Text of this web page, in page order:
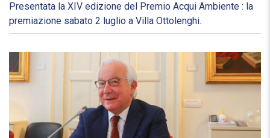
Presentata la XIV edizione del Premio Acqui Ambiente : la
premiazione sabato 2 luglio a Villa Ottolenghi.